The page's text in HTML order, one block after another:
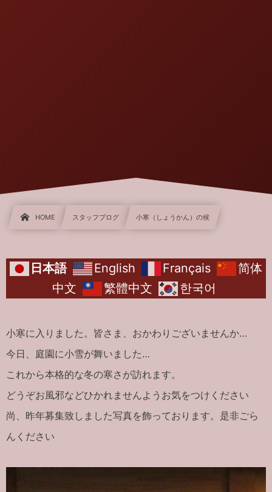
HOME スタッフブログ 小寒（しょうかん）の候
日本語 English Français
简体
中文
繁體中文 한국어
小寒に入りました。皆さま、おかわりございませんか…
今日、庭園に小雪が舞いました…
これから本格的な冬の寒さが訪れます。
どうぞお風邪などひかれませんようお気をつけください
尚、昨年募集致しました写真を飾っております。是非ごら
んください